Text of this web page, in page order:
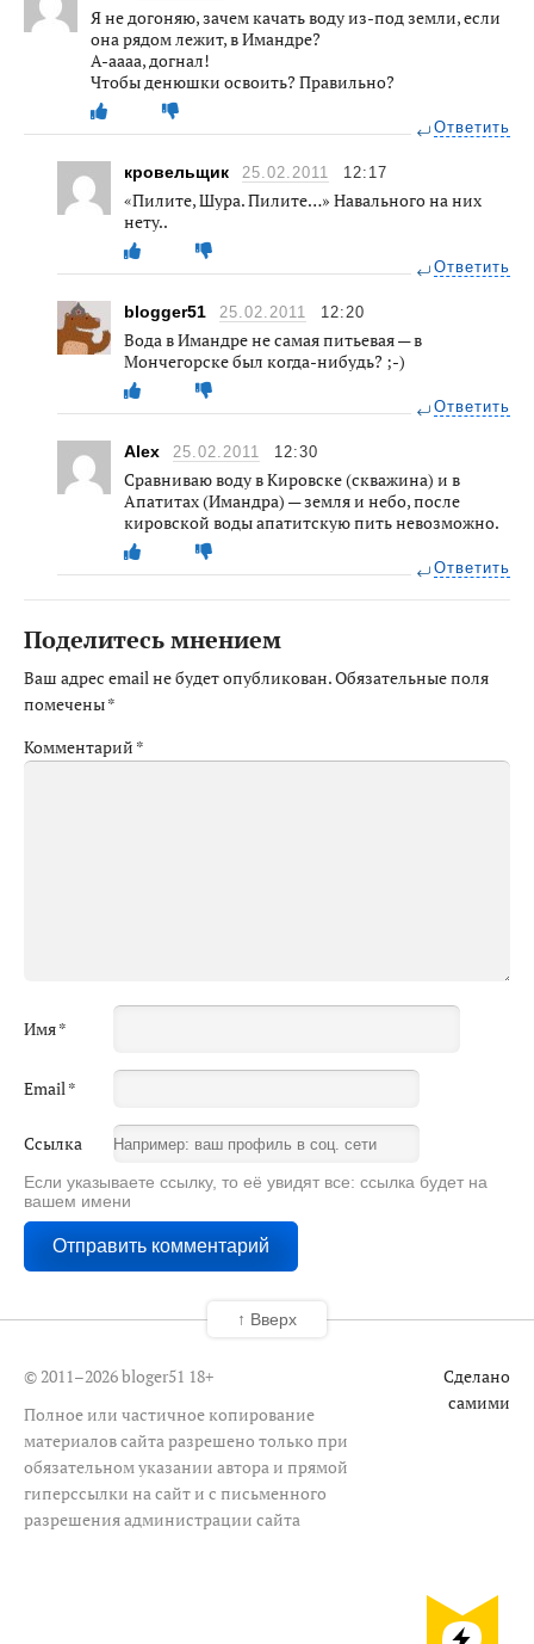
Я не догоняю, зачем качать воду из-под земли, если
она рядом лежит, в Имандре?
А-аааа, догнал!
Чтобы денюшки освоить? Правильно?
Ответить
кровельщик 25.02.2011 12:17
«Пилите, Шура. Пилите…» Навального на них
нету..
Ответить
blogger51 25.02.2011 12:20
Вода в Имандре не самая питьевая — в
Мончегорске был когда-нибудь? ;-)
Ответить
Alex 25.02.2011 12:30
Сравниваю воду в Кировске (скважина) и в
Апатитах (Имандра) — земля и небо, после
кировской воды апатитскую пить невозможно.
Ответить
Поделитесь мнением
Ваш адрес email не будет опубликован.Обязательные поля
помечены*
Комментарий *
Имя*
Email *
Ссылка
Если указываете ссылку, то её увидят все: ссылка будет на
вашем имени
© 2011–2026 bloger51 18+
Полное или частичное копирование
материалов сайта разрешено только при
обязательном указании автора и прямой
гиперссылки на сайт и с письменного
разрешения администрации сайта
Сделано
самими
↑ Вверх